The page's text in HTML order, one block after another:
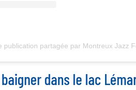
publication partagée par Montreux Jazz
dans le lac